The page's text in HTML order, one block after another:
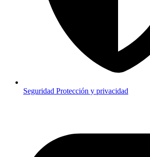
Seguridad Protección y privacidad